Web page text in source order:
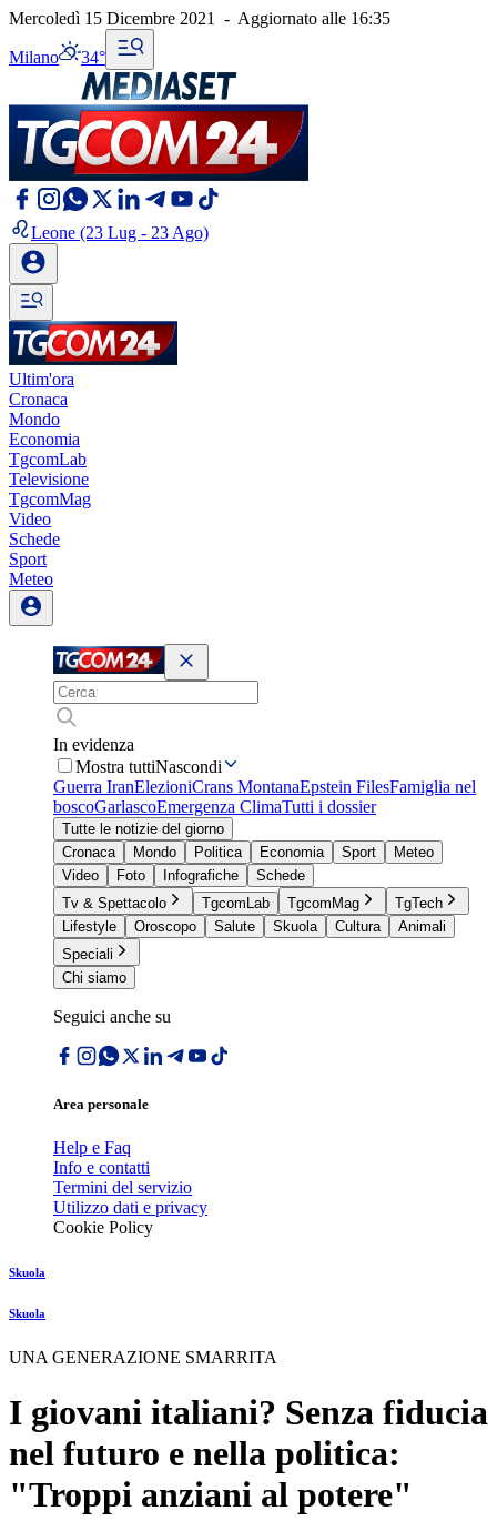
Mercoledì 15 Dicembre 2021 - Aggiornato alle 16:35
Milano 34°
Leone (23 Lug - 23 Ago)
Ultim'ora
Cronaca
Mondo
Economia
TgcomLab
Televisione
TgcomMag
Video
Schede
Sport
Meteo
In evidenza
Mostra tuttiNascondi
Guerra IranElezioniCrans MontanaEpstein FilesFamiglia nel
boscoGarlascoEmergenza ClimaTutti i dossier
Tutte le notizie del giorno
Cronaca
Mondo Politica Economia Sport
Meteo
Video
Foto Infografiche
Schede
Tv & Spettacolo
TgcomLab TgcomMag
TgTech
Lifestyle
Oroscopo Salute Skuola Cultura
Animali
Speciali
Chi siamo
Seguici anche su
Area personale
Help e Faq
Info e contatti
Termini del servizio
Utilizzo dati e privacy
Cookie Policy
Skuola
Skuola
UNA GENERAZIONE SMARRITA
I giovani italiani? Senza fiducia
nel futuro e nella politica:
"Troppi anziani al potere"